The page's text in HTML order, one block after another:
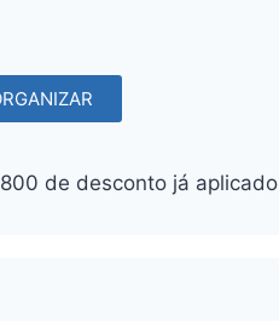
de desconto já aplicado